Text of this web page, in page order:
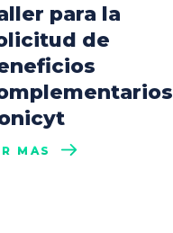
para la
de
MÁS